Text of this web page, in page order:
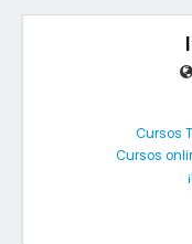
Cursos
Cursos